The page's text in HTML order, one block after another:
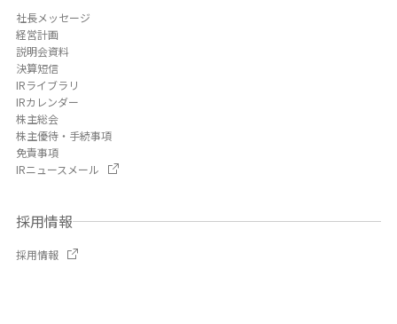
社長メッセージ
経営計画
説明会資料
決算短信
IRライブラリ
IRカレンダー
株主総会
株主優待・手続事項
免責事項
IRニュースメール
採用情報
採用情報